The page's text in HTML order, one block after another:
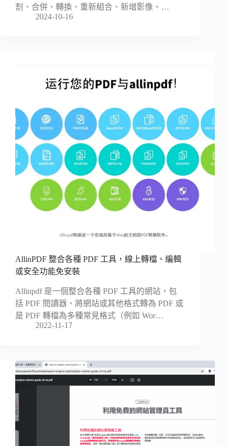
割、合併、轉換、重新組合、新增影像、…
2024-10-16
AllinPDF 整合各種 PDF 工具，線上轉檔、編輯
或安全功能免安裝
Allinpdf 是一個整合各種 PDF 工具的網站，包
括 PDF 閱讀器、將網站或其他格式轉為 PDF 或
是 PDF 轉檔為多種常見格式（例如 Wor…
2022-11-17